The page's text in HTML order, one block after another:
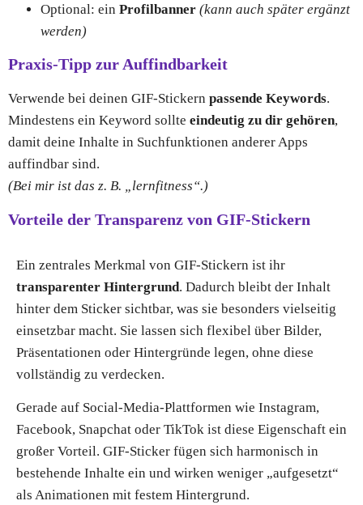
Optional: ein Profilbanner (kann auch später ergänzt
werden)
Praxis-Tipp zur Auffindbarkeit
Verwende bei deinen GIF-Stickern passende Keywords.
Mindestens ein Keyword sollte eindeutig zu dir gehören,
damit deine Inhalte in Suchfunktionen anderer Apps
auffindbar sind.
(Bei mir ist das z. B. „lernfitness“.)
Vorteile der Transparenz von GIF-Stickern
Ein zentrales Merkmal von GIF-Stickern ist ihr
transparenter Hintergrund. Dadurch bleibt der Inhalt
hinter dem Sticker sichtbar, was sie besonders vielseitig
einsetzbar macht. Sie lassen sich flexibel über Bilder,
Präsentationen oder Hintergründe legen, ohne diese
vollständig zu verdecken.
Gerade auf Social-Media-Plattformen wie Instagram,
Facebook, Snapchat oder TikTok ist diese Eigenschaft ein
großer Vorteil. GIF-Sticker fügen sich harmonisch in
bestehende Inhalte ein und wirken weniger „aufgesetzt“
als Animationen mit festem Hintergrund.